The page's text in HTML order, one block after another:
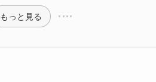
もっと見る